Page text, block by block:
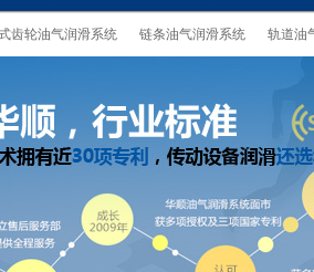
齿轮油气润滑系统 链条油气润滑系统 轨道油